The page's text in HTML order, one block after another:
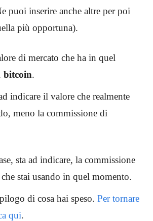
puoi inserire anche altre per poi
più opportuna).
di mercato che ha in quel
bitcoin.
indicare il valore che realmente
meno la commissione di
sta ad indicare, la commissione
stai usando in quel momento.
di cosa hai speso. Per tornare
qui.